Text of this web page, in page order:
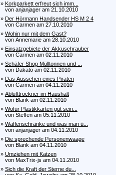
» Korkparkett erfreut sich imm...
von anjanjager am 21.10.2010
» Der Hörmann Handsender HS M 2 4
von Carmen am 27.10.2010
» Wohin nur mit dem Gast?
von Annemarie am 28.10.2010
» Einsatzgebiete der Akkuschrauber
von Carmen am 02.11.2010
» Schäfer Shop Mülltonnen und ...
von Dakato am 02.11.2010
» Das Aussehen eines Piraten
von Carmen am 04.11.2010
» Ablufttrockner im Haushalt
von Blank am 02.11.2010
» Wofür Plastikkarten gut sein...
von Steffen am 05.11.2010
» Waffenschränke und was man ü...
von anjanjager am 04.11.2010
» Die sprechende Personenwaage
von Blank am 04.11.2010
» Umziehen mit Katzen
von MaxTrix-js am 04.11.2010
» Sich die Kraft der Sterne du...